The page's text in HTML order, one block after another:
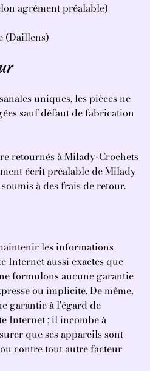
agrément préalable)
(Daillens)
uniques, les pièces ne
sauf défaut de fabrication
retournés à Milady-Crochets
écrit préalable de Milady-
à des frais de retour.
les informations
Internet aussi exactes que
formulons aucune garantie
ou implicite. De même,
garantie à l'égard de
Internet ; il incombe à
que ses appareils sont
contre tout autre facteur